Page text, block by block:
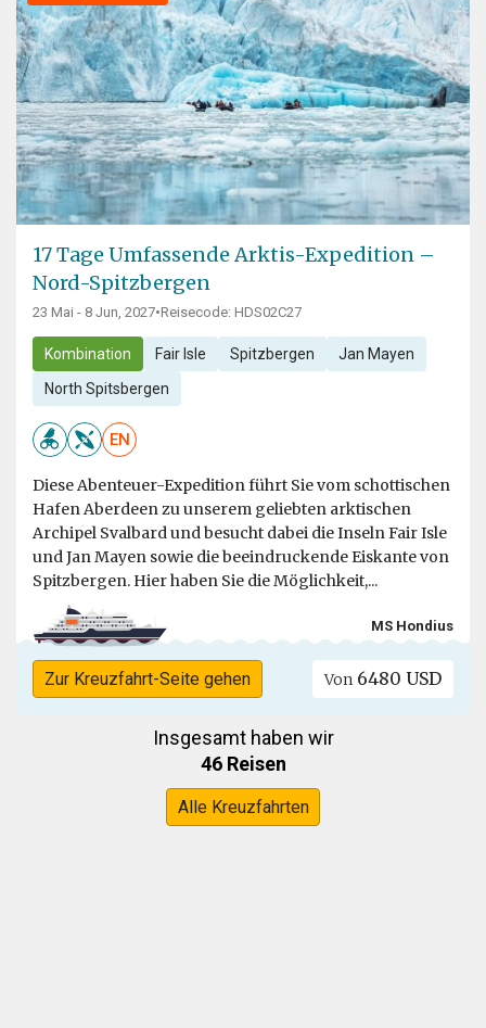
17 Tage Umfassende Arktis-Expedition –
Nord-Spitzbergen
23 Mai - 8 Jun, 2027•Reisecode: HDS02C27
Kombination Fair Isle Spitzbergen Jan Mayen
North Spitsbergen
EN
Diese Abenteuer-Expedition führt Sie vom schottischen
Hafen Aberdeen zu unserem geliebten arktischen
Archipel Svalbard und besucht dabei die Inseln Fair Isle
und Jan Mayen sowie die beeindruckende Eiskante von
Spitzbergen. Hier haben Sie die Möglichkeit,...
MS Hondius
Zur Kreuzfahrt-Seite gehen Von 6480 USD
Insgesamt haben wir
46 Reisen
Alle Kreuzfahrten